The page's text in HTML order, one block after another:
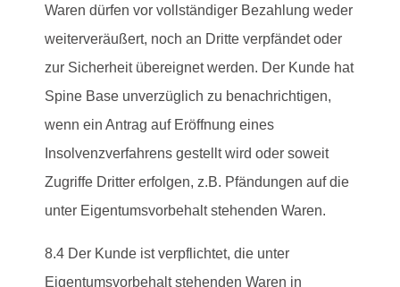
Waren dürfen vor vollständiger Bezahlung weder
weiterveräußert, noch an Dritte verpfändet oder
zur Sicherheit übereignet werden. Der Kunde hat
Spine Base unverzüglich zu benachrichtigen,
wenn ein Antrag auf Eröffnung eines
Insolvenzverfahrens gestellt wird oder soweit
Zugriffe Dritter erfolgen, z.B. Pfändungen auf die
unter Eigentumsvorbehalt stehenden Waren.
8.4 Der Kunde ist verpflichtet, die unter
Eigentumsvorbehalt stehenden Waren in